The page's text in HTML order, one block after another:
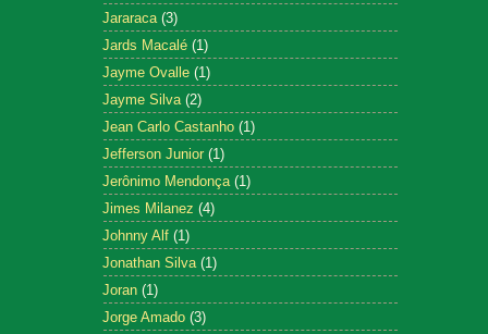
Jararaca (3)
Jards Macalé (1)
Jayme Ovalle (1)
Jayme Silva (2)
Jean Carlo Castanho (1)
Jefferson Junior (1)
Jerônimo Mendonça (1)
Jimes Milanez (4)
Johnny Alf (1)
Jonathan Silva (1)
Joran (1)
Jorge Amado (3)